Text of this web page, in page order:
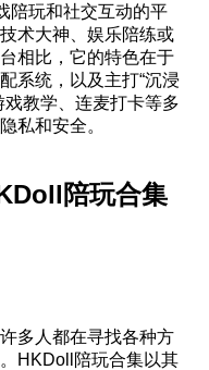
陪玩和社交互动的平
术大神、娱乐陪练或
相比，它的特色在于
系统，以及主打“沉浸
教学、连麦打卡等多
私和安全。
陪玩合集
多人都在寻找各种方
HKDoll陪玩合集以其